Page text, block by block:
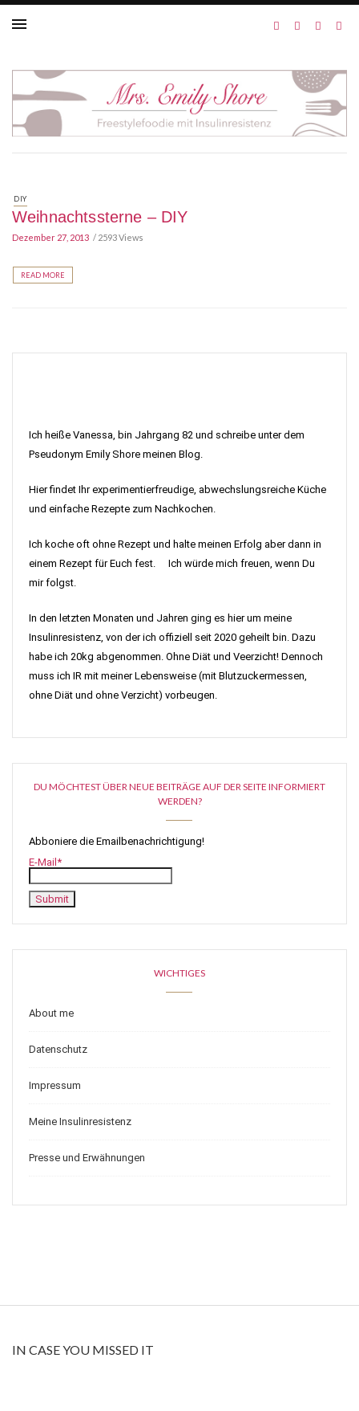
DIY
Weihnachtssterne – DIY
Dezember 27, 2013 2593 Views
READ MORE
Ich heiße Vanessa, bin Jahrgang 82 und schreibe unter dem
Pseudonym Emily Shore meinen Blog.
Hier findet Ihr experimentierfreudige, abwechslungsreiche Küche
und einfache Rezepte zum Nachkochen.
Ich koche oft ohne Rezept und halte meinen Erfolg aber dann in
einem Rezept für Euch fest. Ich würde mich freuen, wenn Du
mir folgst.
In den letzten Monaten und Jahren ging es hier um meine
Insulinresistenz, von der ich offiziell seit 2020 geheilt bin. Dazu
habe ich 20kg abgenommen. Ohne Diät und Veerzicht! Dennoch
muss ich IR mit meiner Lebensweise (mit Blutzuckermessen,
ohne Diät und ohne Verzicht) vorbeugen.
DU MÖCHTEST ÜBER NEUE BEITRÄGE AUF DER SEITE INFORMIERT
WERDEN?
Abboniere die Emailbenachrichtigung!
E-Mail*
WICHTIGES
About me
Datenschutz
Impressum
Meine Insulinresistenz
Presse und Erwähnungen
IN CASE YOU MISSED IT